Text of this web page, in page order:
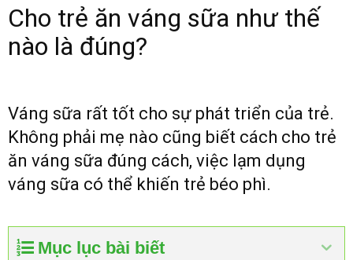
Cho trẻ ăn váng sữa như thế
nào là đúng?
Váng sữa rất tốt cho sự phát triển của trẻ.
Không phải mẹ nào cũng biết cách cho trẻ
ăn váng sữa đúng cách, việc lạm dụng
váng sữa có thể khiến trẻ béo phì.
Mục lục bài biết